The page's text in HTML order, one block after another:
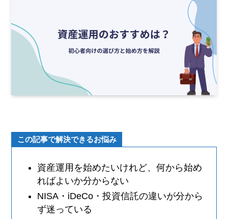
この記事で解決できるお悩み
資産運用を始めたいけれど、何から始め
ればよいか分からない
NISA・iDeCo・投資信託の違いが分から
ず迷っている